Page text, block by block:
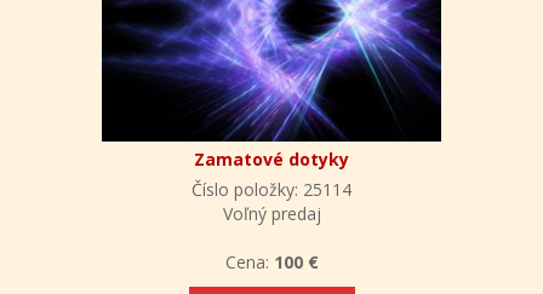
Zamatové dotyky
Číslo položky: 25114
Voľný predaj
Cena: 100 €